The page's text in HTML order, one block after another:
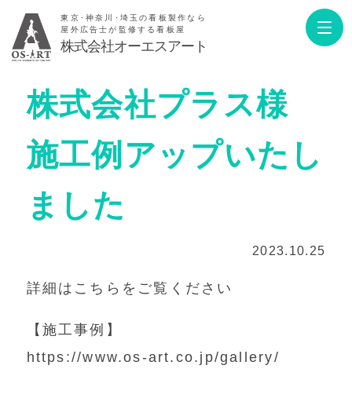
東京･神奈川･埼玉の看板製作なら
屋外広告士が監修する看板屋
株式会社オーエスアート
株式会社プラス様
施工例アップいたし
ました
2023.10.25
詳細はこちらをご覧ください
【施工事例】
https://www.os-art.co.jp/gallery/